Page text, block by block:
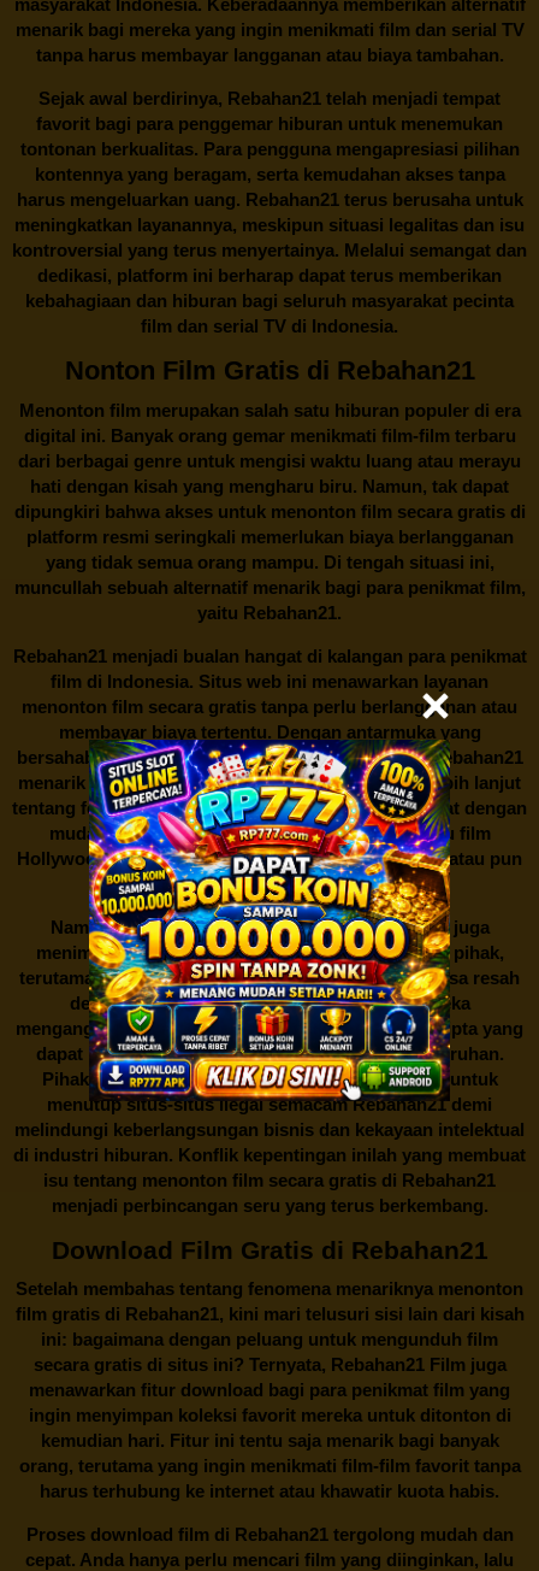
menarik bagi mereka yang ingin menikmati film dan serial TV
tanpa harus membayar langganan atau biaya tambahan.
Sejak awal berdirinya, Rebahan21 telah menjadi tempat
favorit bagi para penggemar hiburan untuk menemukan
tontonan berkualitas. Para pengguna mengapresiasi pilihan
kontennya yang beragam, serta kemudahan akses tanpa
harus mengeluarkan uang. Rebahan21terus berusaha untuk
meningkatkan layanannya, meskipun situasi legalitas dan isu
kontroversial yang terus menyertainya. Melalui semangat dan
dedikasi, platform ini berharap dapat terus memberikan
kebahagiaan dan hiburan bagi seluruh masyarakat pecinta
film dan serial TV di Indonesia.
Nonton Film Gratis di Rebahan21
Menonton film merupakan salah satu hiburan populer di era
digital ini. Banyak orang gemar menikmati film-film terbaru
dari berbagai genre untuk mengisi waktu luang atau merayu
hati dengan kisah yang mengharu biru. Namun, tak dapat
dipungkiri bahwa akses untuk menonton film secara gratis di
platform resmi seringkali memerlukan biaya berlangganan
yang tidak semua orang mampu. Di tengah situasi ini,
muncullah sebuah alternatif menarik bagi para penikmat film,
yaitu Rebahan21.
Rebahan21menjadi bualan hangat di kalangan para penikmat
film di Indonesia. Situs web ini menawarkan layanan
menonton film secara gratis tanpa perlu berlangganan atau
membayar biaya tertentu. Dengan antarmuka yang
bersahabat dan koleksi film yang cukup lengkap,Rebahan21
menarik minat banyak orang untuk mencari tahu lebih lanjut
tentang fenomena ini. Sebagai pengguna, Anda dapat dengan
mudah mencari film yang ingin ditonton, baik itu film
Hollywood terbaru, drama Korea yang sedang hits, atau pun
produksi film lokal dengan kualitas terbaik.
Namun, seperti halnya cerita manis,Rebahan21juga
menimbulkan kontroversi di industri film. Banyak pihak,
terutama produsen film dan pemilik hak cipta, merasa resah
dengan maraknya situs-situs seperti ini. Mereka
menganggapnya sebagai bentuk pelanggaran hak cipta yang
dapat merugikan industri perfilman secara keseluruhan.
Pihak berwenang pun turut terlibat dalam upaya untuk
menutup situs-situs ilegal semacam Rebahan21 demi
melindungi keberlangsungan bisnis dan kekayaan intelektual
di industri hiburan. Konflik kepentingan inilah yang membuat
isu tentang menonton film secara gratis di Rebahan21
menjadi perbincangan seru yang terus berkembang.
Download Film Gratis di Rebahan21
Setelah membahas tentang fenomena menariknya menonton
film gratis di Rebahan21, kini mari telusuri sisi lain dari kisah
ini: bagaimana dengan peluang untuk mengunduh film
secara gratis di situs ini? Ternyata, Rebahan21 Film juga
menawarkan fitur download bagi para penikmat film yang
ingin menyimpan koleksi favorit mereka untuk ditonton di
kemudian hari. Fitur ini tentu saja menarik bagi banyak
orang, terutama yang ingin menikmati film-film favorit tanpa
harus terhubung ke internet atau khawatir kuota habis.
Proses download film di Rebahan21tergolong mudah dan
cepat. Anda hanya perlu mencari film yang diinginkan, lalu